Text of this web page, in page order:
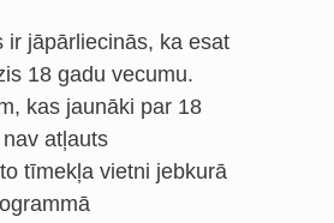
ir jāpārliecinās, ka esat
18 gadu vecumu.
kas jaunāki par 18
atļauts
tīmekļa vietni jebkurā